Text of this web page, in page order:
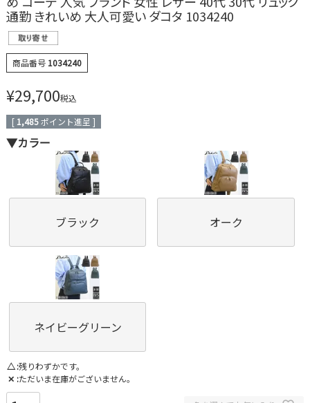
通勤 きれいめ 大人可愛い ダコタ 1034240
商品番号 1034240
¥29,700税込
[ 1,485ポイント進呈 ]
▼カラー
ブラック オーク
ネイビーグリーン
△ 残りわずかです。
✕ ただいま在庫がございません。